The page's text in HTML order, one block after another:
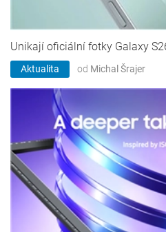
Unikají oficiální fotky Galaxy
Aktualita od Michal Šrajer